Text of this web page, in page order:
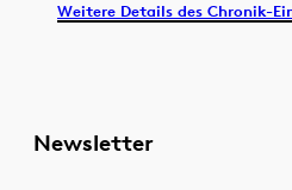
Weitere Details des Chronik-
Newsletter